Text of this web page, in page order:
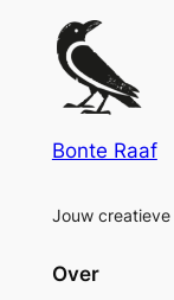
Bonte Raaf
Jouw
Over